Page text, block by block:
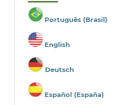
Português (Brasil)
English
Deutsch
Español (España)